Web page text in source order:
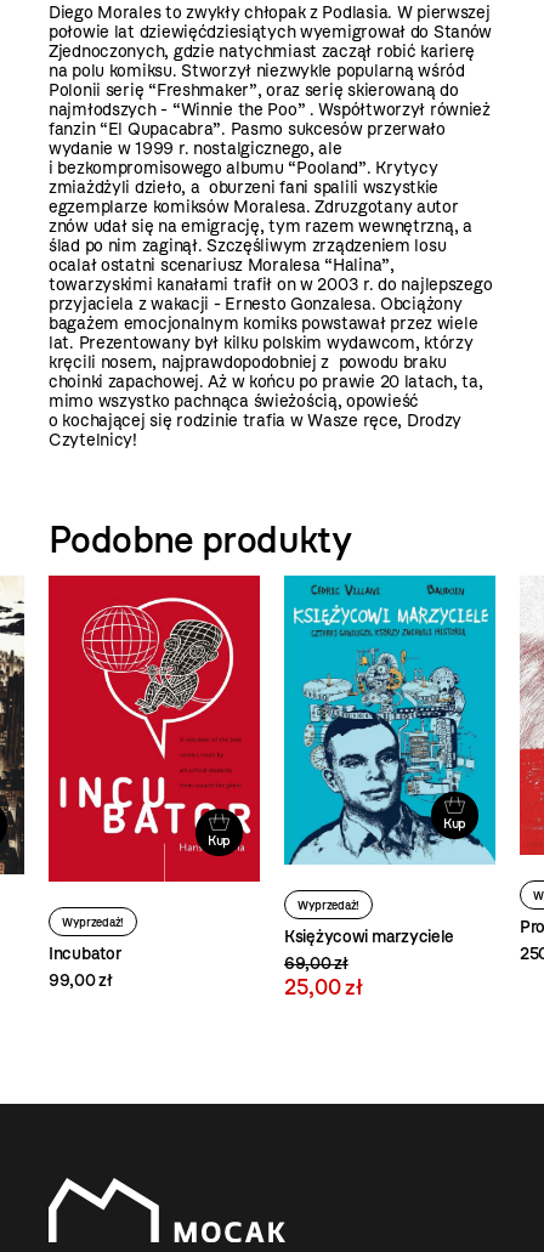
Diego Morales to zwykły chłopak z Podlasia. W pierwszej
połowie lat dziewięćdziesiątych wyemigrował do Stanów
Zjednoczonych, gdzie natychmiast zaczął robić karierę
na polu komiksu. Stworzył niezwykle popularną wśród
Polonii serię “Freshmaker”, oraz serię skierowaną do
najmłodszych - “Winnie the Poo” . Współtworzył również
fanzin “El Qupacabra”. Pasmo sukcesów przerwało
wydanie w 1999 r. nostalgicznego, ale
i bezkompromisowego albumu “Pooland”. Krytycy
zmiażdżyli dzieło, a oburzeni fani spalili wszystkie
egzemplarze komiksów Moralesa. Zdruzgotany autor
znów udał się na emigrację, tym razem wewnętrzną, a
ślad po nim zaginął. Szczęśliwym zrządzeniem losu
ocalał ostatni scenariusz Moralesa “Halina”,
towarzyskimi kanałami trafił on w 2003 r. do najlepszego
przyjaciela z wakacji - Ernesto Gonzalesa. Obciążony
bagażem emocjonalnym komiks powstawał przez wiele
lat. Prezentowany był kilku polskim wydawcom, którzy
kręcili nosem, najprawdopodobniej z powodu braku
choinki zapachowej. Aż w końcu po prawie 20 latach, ta,
mimo wszystko pachnąca świeżością, opowieść
o kochającej się rodzinie trafia w Wasze ręce, Drodzy
Czytelnicy!
Podobne produkty
Kup
Wyprzedaż!
Incubator
99,00 zł
Kup
Wyprzedaż!
Księżycowi marzyciele
69,00 zł
25,00 zł